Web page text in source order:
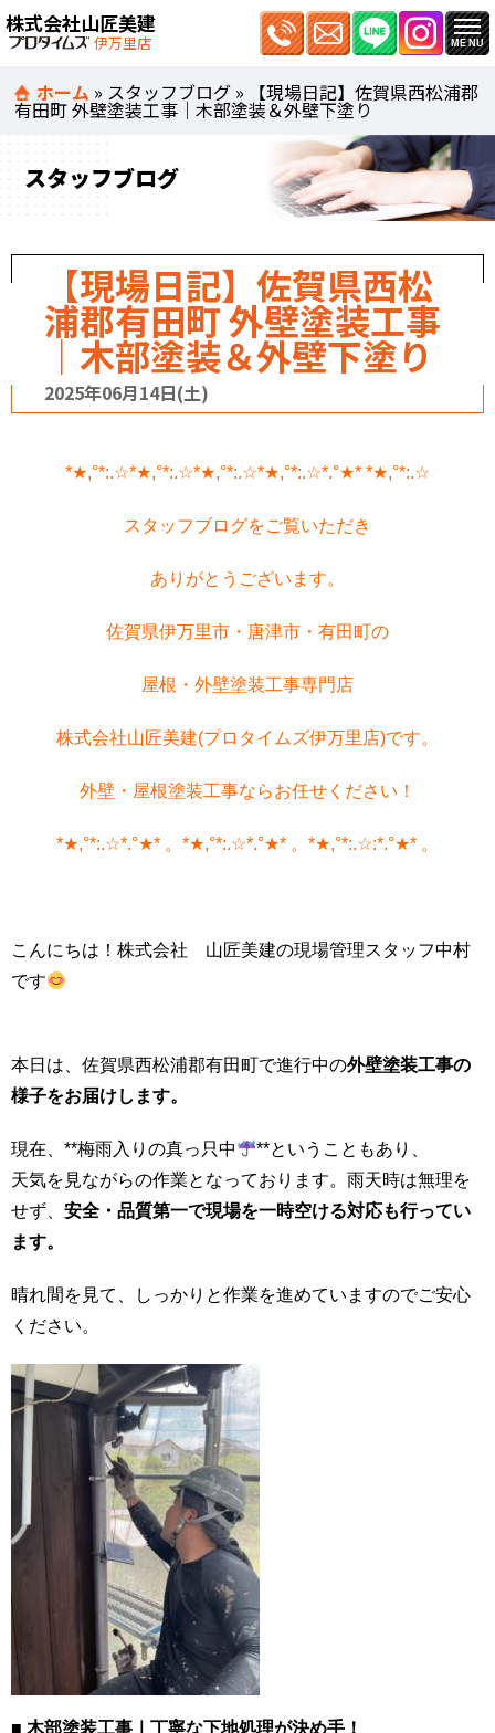
株式会社山匠美建
伊万里店
ホーム » スタッフブログ » 【現場日記】佐賀県西松浦郡
有田町 外壁塗装工事｜木部塗装＆外壁下塗り
スタッフブログ
【現場日記】佐賀県西松
浦郡有田町 外壁塗装工事
｜木部塗装＆外壁下塗り
2025年06月14日(土)
*★,°*:.☆*★,°*:.☆*★,°*:.☆*★,°*:.☆*.°★* *★,°*:.☆
スタッフブログをご覧いただき
ありがとうございます。
佐賀県伊万里市・唐津市・有田町の
屋根・外壁塗装工事専門店
株式会社山匠美建(プロタイムズ伊万里店)です。
外壁・屋根塗装工事ならお任せください！
*★,°*:.☆*.°★* 。*★,°*:.☆*.°★* 。*★,°*:.☆:*.°★* 。
こんにちは！株式会社 山匠美建の現場管理スタッフ中村
です
本日は、佐賀県西松浦郡有田町で進行中の外壁塗装工事の
様子をお届けします。
現在、**梅雨入りの真っ只中
**ということもあり、
天気を見ながらの作業となっております。雨天時は無理を
せず、 安全・品質第一で現場を一時空ける対応も行ってい
ます。
晴れ間を見て、しっかりと作業を進めていますのでご安心
ください。
■ 木部塗装工事｜丁寧な下地処理が決め手！